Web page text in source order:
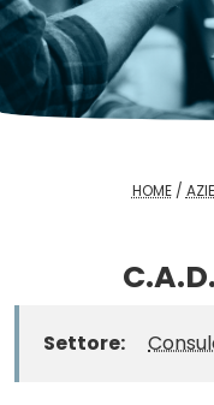
HOME/
Settore: